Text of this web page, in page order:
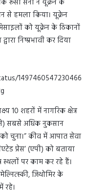
रूसी सेना ने यूक्रेन के
से हमला किया। यूक्रेन
को यूक्रेन के ठिकानों
निष्प्रभावी कर दिया
1497460547230466
10 शहरों में नागरिक क्षेत्र
ने) सबसे अधिक नुकसान
चुना।” कीव में आपात सेवा
प्रेस’ (एपी) को बताया
स्थलों पर काम कर रहे हैं।
जिथोमिर के
रहे।